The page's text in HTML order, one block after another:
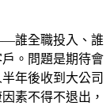
誰全職投入、誰
。問題是期待會
年後收到大公司
素不得不退出，